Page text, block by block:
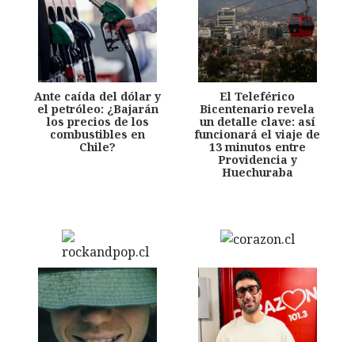
Ante caída del dólar y
el petróleo: ¿Bajarán
los precios de los
combustibles en
Chile?
El Teleférico
Bicentenario revela
un detalle clave: así
funcionará el viaje de
13 minutos entre
Providencia y
Huechuraba